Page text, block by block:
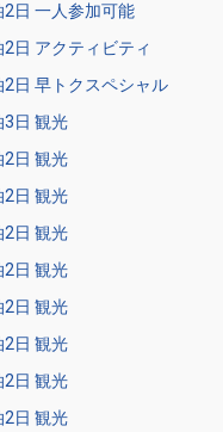
2日 一人参加可能
日 アクティビティ
2日 早トクスペシャル
3日 観光
2日 観光
2日 観光
2日 観光
2日 観光
2日 観光
2日 観光
2日 観光
2日 観光